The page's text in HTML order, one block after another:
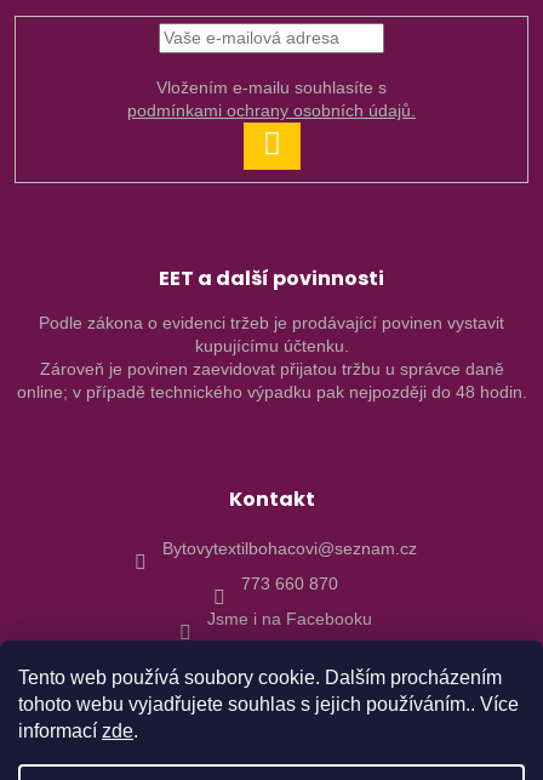
Tento web používá soubory cookie. Dalším procházením
tohoto webu vyjadřujete souhlas s jejich používáním.. Více
informací zde.
podmínkami ochrany osobních údajů.
SE
EET a další povinnosti
Podle zákona o evidenci tržeb je prodávající povinen vystavit
kupujícímu účtenku.
Zároveň je povinen zaevidovat přijatou tržbu u správce daně
online; v případě technického výpadku pak nejpozději do 48 hodin.
Kontakt
Bytovytextilbohacovi@seznam.cz
773 660 870
Jsme i na Facebooku